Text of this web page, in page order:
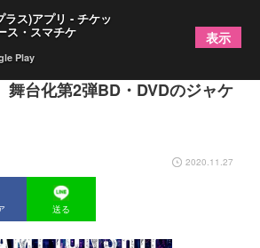
アターコンプレックス3部作BD・
台化第2弾BD・DVDのジャケ
2020.11.27
送る
ラス)アプリ - チケッ
ス・スマチケ
Play
表示